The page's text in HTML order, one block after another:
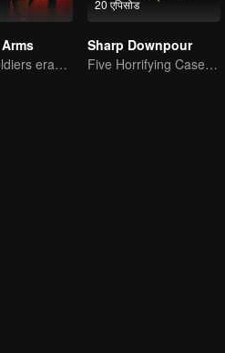
Female soldiers eradicating crime
20 एपिसोड
Sharp Downpour
Five Horrifying Cases! Li Muchen and Xuan Lu Team Up for Justice